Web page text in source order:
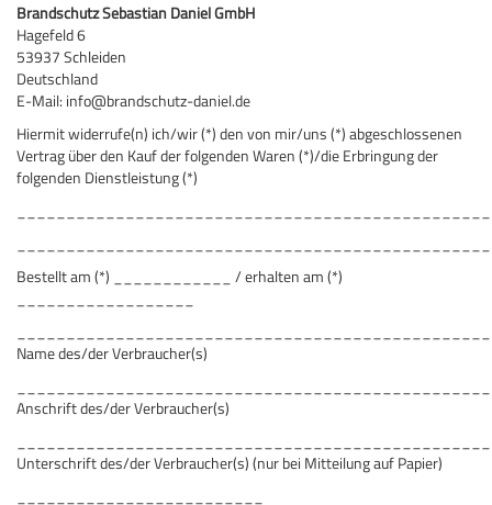
Brandschutz Sebastian Daniel GmbH
Hagefeld 6
53937 Schleiden
Deutschland
E-Mail: info@brandschutz-daniel.de
Hiermit widerrufe(n) ich/wir (*) den von mir/uns (*) abgeschlossenen
Vertrag über den Kauf der folgenden Waren (*)/die Erbringung der
folgenden Dienstleistung (*)
Bestellt am (*) ____________ / erhalten am (*)
Name des/der Verbraucher(s)
Anschrift des/der Verbraucher(s)
Unterschrift des/der Verbraucher(s) (nur bei Mitteilung auf Papier)